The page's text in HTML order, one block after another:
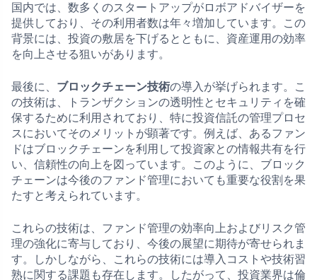
国内では、数多くのスタートアップがロボアドバイザーを
提供しており、その利用者数は年々増加しています。この
背景には、投資の敷居を下げるとともに、資産運用の効率
を向上させる狙いがあります。
最後に、 ブロックチェーン技術の導入が挙げられます。こ
の技術は、トランザクションの透明性とセキュリティを確
保するために利用されており、特に投資信託の管理プロセ
スにおいてそのメリットが顕著です。例えば、あるファン
ドはブロックチェーンを利用して投資家との情報共有を行
い、信頼性の向上を図っています。このように、ブロック
チェーンは今後のファンド管理においても重要な役割を果
たすと考えられています。
これらの技術は、ファンド管理の効率向上およびリスク管
理の強化に寄与しており、今後の展望に期待が寄せられま
す。しかしながら、これらの技術には導入コストや技術習
熟に関する課題も存在します。したがって、投資業界は倫